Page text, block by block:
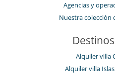
Agencias y
Nuestra colección
Alquiler villa
Alquiler villa